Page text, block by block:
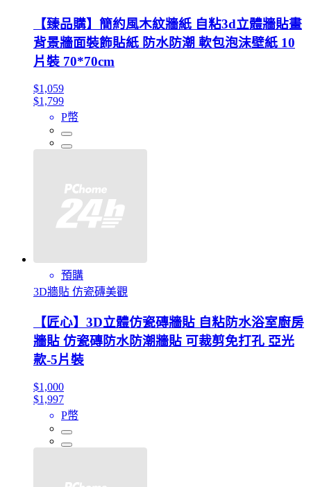
【臻品購】簡約風木紋牆紙 自粘3d立體牆貼畫
背景牆面裝飾貼紙 防水防潮 軟包泡沫壁紙 10
片裝 70*70cm
$1,059
$1,799
P幣
預購
3D牆貼 仿瓷磚美觀
【匠心】3D立體仿瓷磚牆貼 自粘防水浴室廚房
牆貼 仿瓷磚防水防潮牆貼 可裁剪免打孔 亞光
款-5片裝
$1,000
$1,997
P幣